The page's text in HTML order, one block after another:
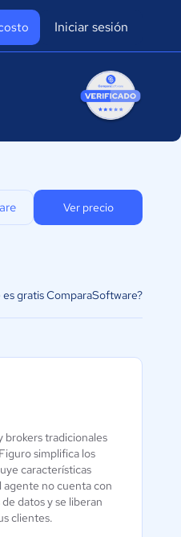
Iniciar sesión
Ver precio
es gratis ComparaSoftware?
brokers tradicionales
simplifica los
características
no cuenta con
datos y se liberan
clientes.